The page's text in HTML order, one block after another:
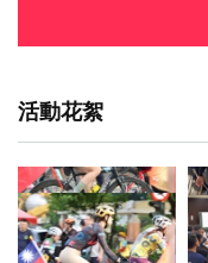
活動花絮